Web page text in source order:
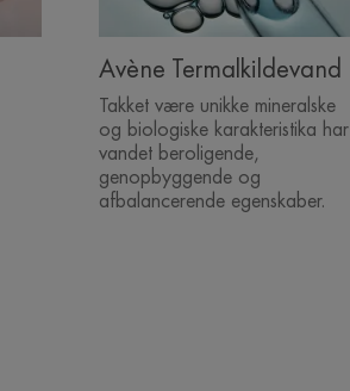
Avène Termalkildevand
Takket være unikke mineralske
og biologiske karakteristika har
vandet beroligende,
genopbyggende og
afbalancerende egenskaber.